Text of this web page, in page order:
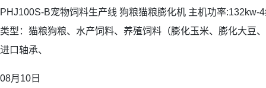
PHJ100S-B宠物饲料生产线 狗粮猫粮膨化机 主机功率:132kw-
类型：猫粮狗粮、水产饲料、养殖饲料（膨化玉米、膨化大豆
进口轴承、
08月10日